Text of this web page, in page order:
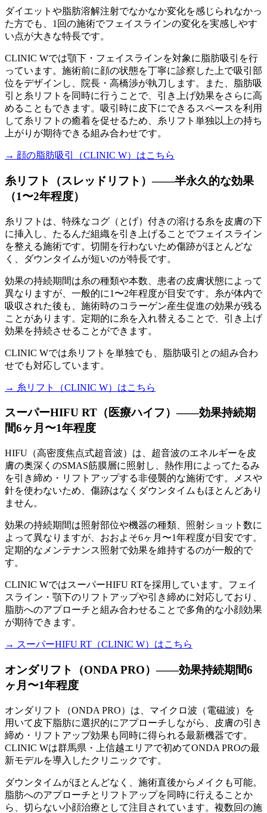
ダイエットや脂肪溶解注射でなかなか変化を感じられなかっ
た方でも、1回の施術でフェイスラインの変化を実感しやす
い点が大きな特長です。
CLINIC Wでは顎下・フェイスラインを対象に脂肪吸引を行
っています。施術前に顔の状態を丁寧に診察した上で吸引部
位をデザインし、院長・高橋渉が執刀します。また、脂肪吸
引と糸リフトを同時に行うことで、引き上げ効果をさらに高
めることもできます。吸引時に皮下にできるスペースを利用
して糸リフトの癒着を促せるため、糸リフト単独以上の持ち
上がりが期待できる組み合わせです。
→ 顔の脂肪吸引（CLINIC W）はこちら
糸リフト（スレッドリフト）——半永久的な効果
（1〜2年程度）
糸リフトは、特殊なコグ（とげ）付きの溶ける糸を皮膚の下
に挿入し、たるんだ組織を引き上げることでフェイスライン
を整える施術です。切開を行わないため傷跡がほとんどな
く、ダウンタイムが短いのが特長です。
効果の持続期間は糸の種類や本数、患者の皮膚状態によって
異なりますが、一般的に1〜2年程度が目安です。糸が体内で
吸収された後も、施術時のコラーゲン産生促進の効果が残る
ことがあります。定期的に糸を入れ替えることで、引き上げ
効果を持続させることができます。
CLINIC Wでは糸リフトを単独でも、脂肪吸引との組み合わ
せでも対応しています。
→ 糸リフト（CLINIC W）はこちら
スーパーHIFU RT（医療ハイフ）——効果持続期
間6ヶ月〜1年程度
HIFU（高密度焦点式超音波）は、超音波のエネルギーを皮
膚の奥深くのSMAS筋膜層に照射し、熱作用によってたるみ
を引き締め・リフトアップする非侵襲的な施術です。メスや
針を使わないため、傷跡はなくダウンタイムもほとんどあり
ません。
効果の持続期間は照射部位や機器の種類、照射ショット数に
よって異なりますが、おおよそ6ヶ月〜1年程度が目安です。
定期的なメンテナンス照射で効果を維持するのが一般的で
す。
CLINIC WではスーパーHIFU RTを採用しています。フェイ
スライン・顎下のリフトアップや引き締めに対応しており、
脂肪へのアプローチと組み合わせることで多角的な小顔効果
が期待できます。
→ スーパーHIFU RT（CLINIC W）はこちら
オンダリフト（ONDA PRO）——効果持続期間6
ヶ月〜1年程度
オンダリフト（ONDA PRO）は、マイクロ波（電磁波）を
用いて皮下脂肪に選択的にアプローチしながら、皮膚の引き
締め・リフトアップ効果も同時に得られる最新機器です。
CLINIC Wは群馬県・上信越エリアで初めてONDA PROの最
新モデルを導入したクリニックです。
ダウンタイムがほとんどなく、施術直後からメイクも可能。
脂肪へのアプローチとリフトアップを同時に行えることか
ら、切らない小顔治療として注目されています。複数回の施